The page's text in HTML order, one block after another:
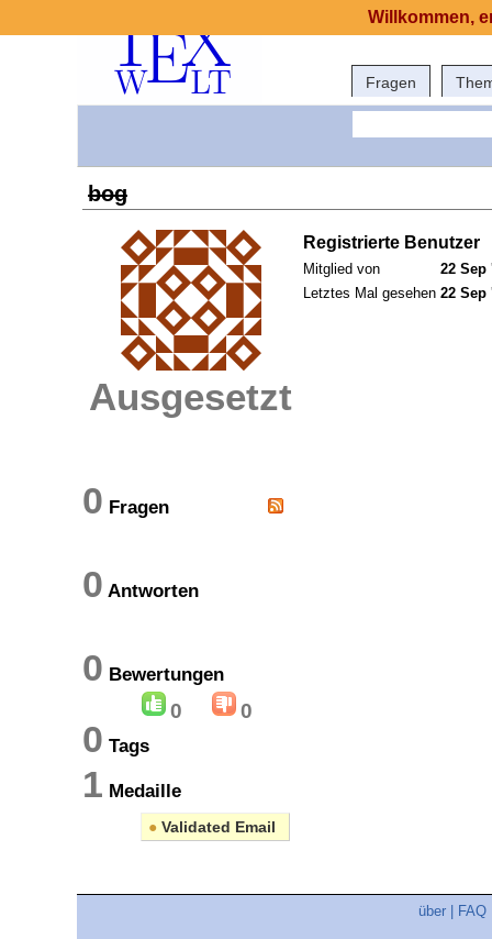
Fragen
bog
Ausgesetzt
Registrierte Benutzer
Mitglied von
22 Sep
Letztes Mal gesehen 22 Sep
0 Fragen
0 Antworten
0 Bewertungen
0 0
0 Tags
1 Medaille
● Validated Email
über FAQ
Willkommen,